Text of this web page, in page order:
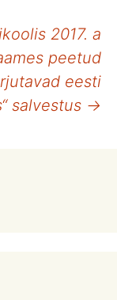
2017. a
peetud
eesti
salvestus →